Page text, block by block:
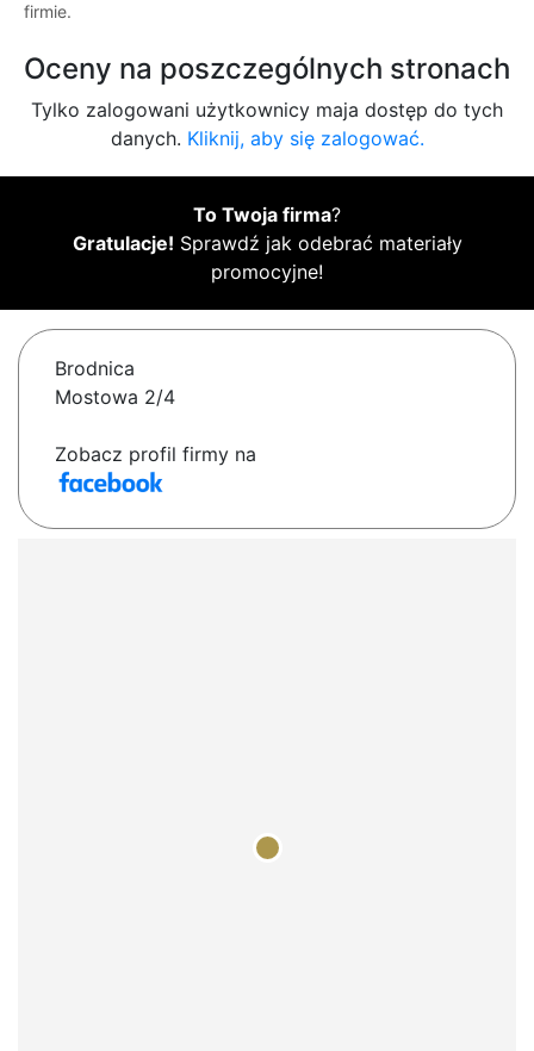
firmie.
Oceny na poszczególnych stronach
Tylko zalogowani użytkownicy maja dostęp do tych
danych. Kliknij, aby się zalogować.
To Twoja firma?
Gratulacje! Sprawdź jak odebrać materiały
promocyjne!
Brodnica
Mostowa 2/4
Zobacz profil firmy na